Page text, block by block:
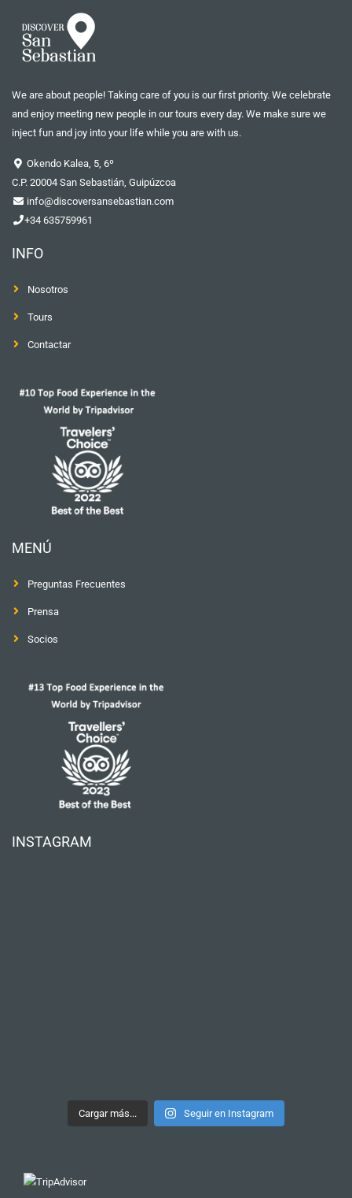
We are about people! Taking care of you is our first priority. We celebrate
and enjoy meeting new people in our tours every day. We make sure we
inject fun and joy into your life while you are with us.
Okendo Kalea, 5, 6º
C.P. 20004 San Sebastián, Guipúzcoa
info@discoversansebastian.com
+34 635759961
INFO
Nosotros
Tours
Contactar
MENÚ
Preguntas Frecuentes
Prensa
Socios
INSTAGRAM
Cargar más... Seguir en Instagram